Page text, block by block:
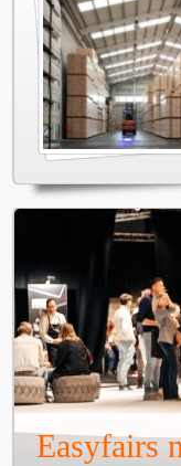
Easyfairs